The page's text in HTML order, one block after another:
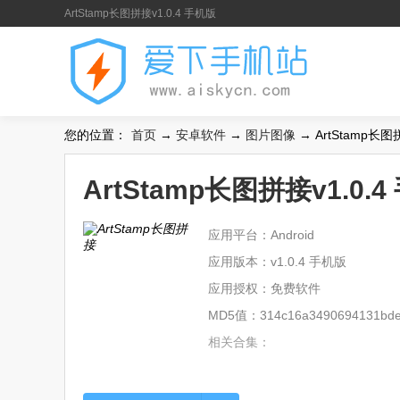
ArtStamp长图拼接v1.0.4 手机版
您的位置： 首页 → 安卓软件 → 图片图像 → ArtStamp长图
ArtStamp长图拼接v1.0.4
应用平台：Android
应用版本：v1.0.4 手机版
应用授权：免费软件
MD5值：
相关合集：